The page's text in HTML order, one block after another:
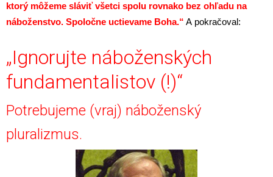
ktorý môžeme sláviť všetci spolu rovnako bez ohľadu na
náboženstvo. Spoločne uctievame Boha.“ A pokračoval:
„Ignorujte náboženských
fundamentalistov (!)“
Potrebujeme (vraj) náboženský
pluralizmus.